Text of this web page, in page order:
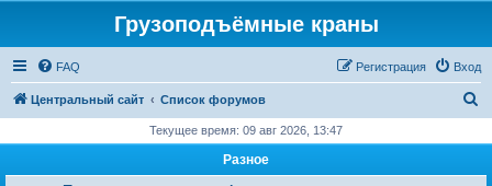
Грузоподъёмные краны
FAQ Вход
Регистрация
Центральный сайт Список форумов
с
Текущее время: 09 авг 2026, 13:47
Разное